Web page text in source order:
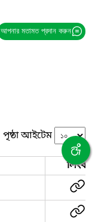
আপনার মতামত প্রদান করুন
পৃষ্ঠা আইটেম
লিংক